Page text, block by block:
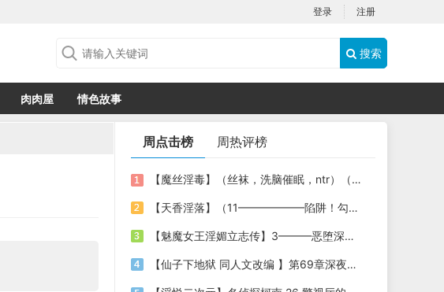
登录 注册
搜索
肉肉屋 情色故事
周点击榜 周热评榜
【魔丝淫毒】（丝袜，洗脑催眠，ntr）（24）（我不想）
【天香淫落】（11——————陷阱！勾结的警局调教（下））
【魅魔女王淫媚立志传】3———恶堕深渊的开端
【仙子下地狱 同人文改编 】第69章深夜窥淫戏 交心与交性(二)(纯爱+各种情趣玩法)